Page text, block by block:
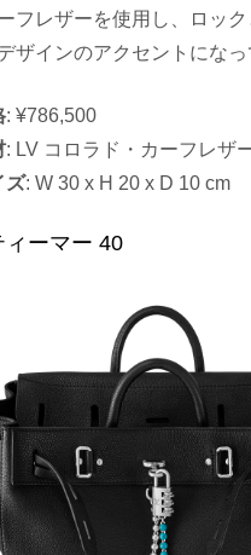
フレザーを使用し、ロッ
ザインのアクセントになっ
: ¥786,500
: LV コロラド・カーフレザ
ズ: W 30 x H 20 x D 10 cm
ィーマー 40